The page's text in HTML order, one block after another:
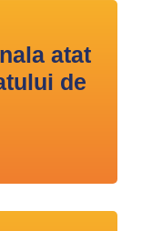
atat
de